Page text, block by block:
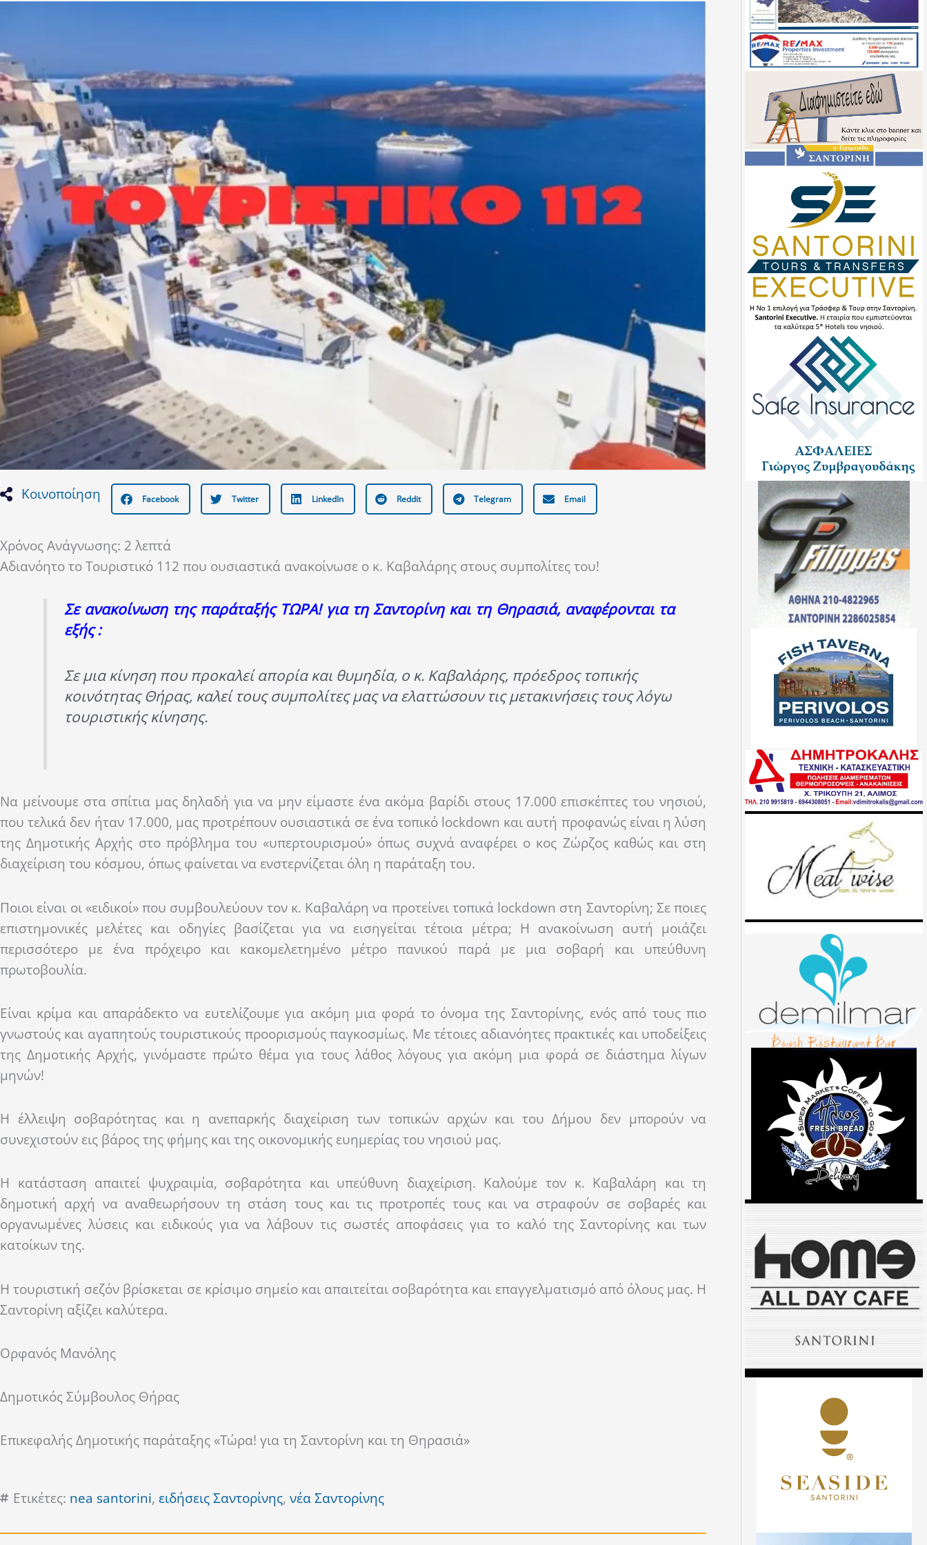
Κοινοποίηση Facebook Twitter LinkedIn Reddit Telegram Email
Χρόνος Ανάγνωσης: 2 λεπτά
Αδιανόητο το Τουριστικό 112 που ουσιαστικά ανακοίνωσε ο κ. Καβαλάρης στους συμπολίτες του!
Σε ανακοίνωση της παράταξής ΤΩΡΑ! για τη Σαντορίνη και τη Θηρασιά, αναφέρονται τα
εξής :
Σε μια κίνηση που προκαλεί απορία και θυμηδία, ο κ. Καβαλάρης, πρόεδρος τοπικής
κοινότητας Θήρας, καλεί τους συμπολίτες μας να ελαττώσουν τις μετακινήσεις τους λόγω
τουριστικής κίνησης.
Να μείνουμε στα σπίτια μας δηλαδή για να μην είμαστε ένα ακόμα βαρίδι στους 17.000 επισκέπτες του νησιού,
που τελικά δεν ήταν 17.000, μας προτρέπουν ουσιαστικά σε ένα τοπικό lockdown και αυτή προφανώς είναι η λύση
της Δημοτικής Αρχής στο πρόβλημα του «υπερτουρισμού» όπως συχνά αναφέρει ο κος Ζώρζος καθώς και στη
διαχείριση του κόσμου, όπως φαίνεται να ενστερνίζεται όλη η παράταξη του.
Ποιοι είναι οι «ειδικοί» που συμβουλεύουν τον κ. Καβαλάρη να προτείνει τοπικά lockdown στη Σαντορίνη; Σε ποιες
επιστημονικές μελέτες και οδηγίες βασίζεται για να εισηγείται τέτοια μέτρα; Η ανακοίνωση αυτή μοιάζει
περισσότερο με ένα πρόχειρο και κακομελετημένο μέτρο πανικού παρά με μια σοβαρή και υπεύθυνη
πρωτοβουλία.
Είναι κρίμα και απαράδεκτο να ευτελίζουμε για ακόμη μια φορά το όνομα της Σαντορίνης, ενός από τους πιο
γνωστούς και αγαπητούς τουριστικούς προορισμούς παγκοσμίως. Με τέτοιες αδιανόητες πρακτικές και υποδείξεις
της Δημοτικής Αρχής, γινόμαστε πρώτο θέμα για τους λάθος λόγους για ακόμη μια φορά σε διάστημα λίγων
μηνών!
Η έλλειψη σοβαρότητας και η ανεπαρκής διαχείριση των τοπικών αρχών και του Δήμου δεν μπορούν να
συνεχιστούν εις βάρος της φήμης και της οικονομικής ευημερίας του νησιού μας.
Η κατάσταση απαιτεί ψυχραιμία, σοβαρότητα και υπεύθυνη διαχείριση. Καλούμε τον κ. Καβαλάρη και τη
δημοτική αρχή να αναθεωρήσουν τη στάση τους και τις προτροπές τους και να στραφούν σε σοβαρές και
οργανωμένες λύσεις και ειδικούς για να λάβουν τις σωστές αποφάσεις για το καλό της Σαντορίνης και των
κατοίκων της.
Η τουριστική σεζόν βρίσκεται σε κρίσιμο σημείο και απαιτείται σοβαρότητα και επαγγελματισμό από όλους μας. Η
Σαντορίνη αξίζει καλύτερα.
Ορφανός Μανόλης
Δημοτικός Σύμβουλος Θήρας
Επικεφαλής Δημοτικής παράταξης «Τώρα! για τη Σαντορίνη και τη Θηρασιά»
Ετικέτες: nea santorini, ειδήσεις Σαντορίνης, νέα Σαντορίνης